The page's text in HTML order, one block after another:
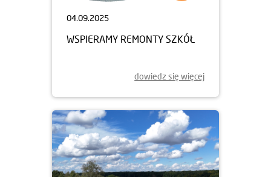
04.09.2025
WSPIERAMY REMONTY SZKÓŁ
dowiedz się więcej